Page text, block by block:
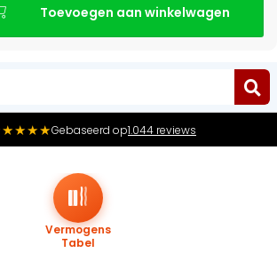
Gebaseerd op1.044 reviews
Vermogens
Tabel
Toevoegen aan winkelwagen